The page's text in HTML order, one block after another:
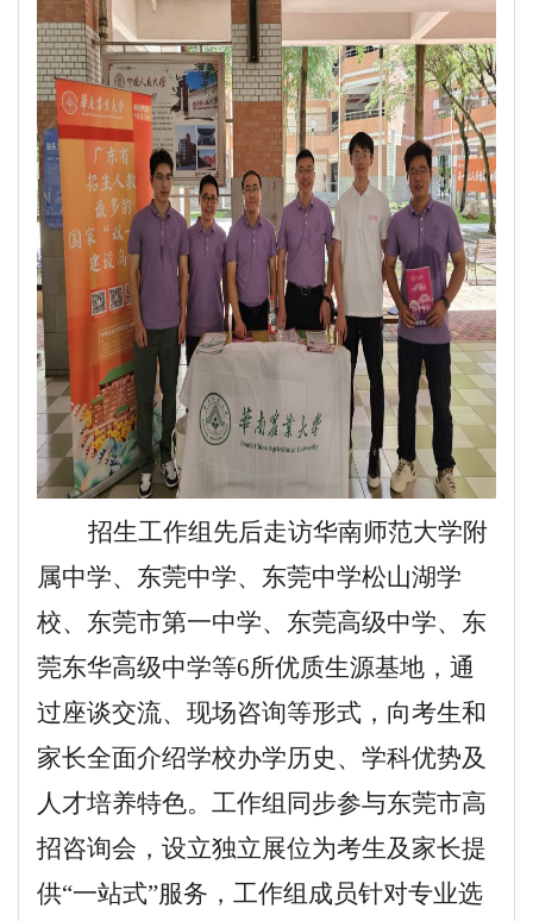
招生工作组先后走访华南师范大学附
属中学、东莞中学、东莞中学松山湖学
校、东莞市第一中学、东莞高级中学、东
莞东华高级中学等6所优质生源基地，通
过座谈交流、现场咨询等形式，向考生和
家长全面介绍学校办学历史、学科优势及
人才培养特色。工作组同步参与东莞市高
招咨询会，设立独立展位为考生及家长提
供“一站式”服务，工作组成员针对专业选